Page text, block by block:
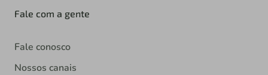
Fale com a gente
Fale conosco
Nossos canais